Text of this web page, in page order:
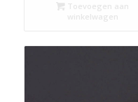
Toevoegen aan
winkelwagen